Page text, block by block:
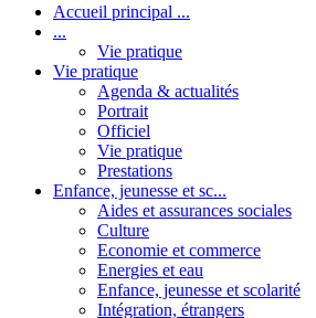
Accueil principal ...
...
Vie pratique
Vie pratique
Agenda & actualités
Portrait
Officiel
Vie pratique
Prestations
Enfance, jeunesse et sc...
Aides et assurances sociales
Culture
Economie et commerce
Energies et eau
Enfance, jeunesse et scolarité
Intégration, étrangers